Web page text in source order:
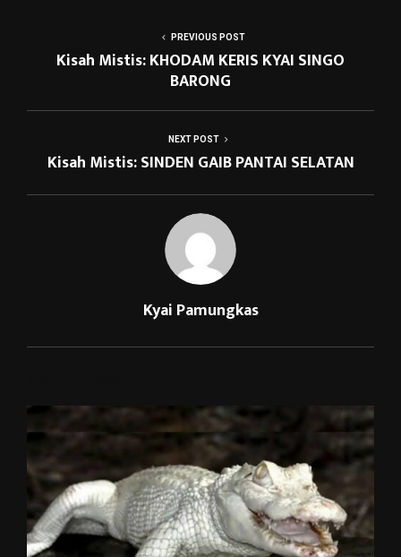
PREVIOUS POST
Kisah Mistis: KHODAM KERIS KYAI SINGO
BARONG
NEXT POST
Kisah Mistis: SINDEN GAIB PANTAI SELATAN
Kyai Pamungkas